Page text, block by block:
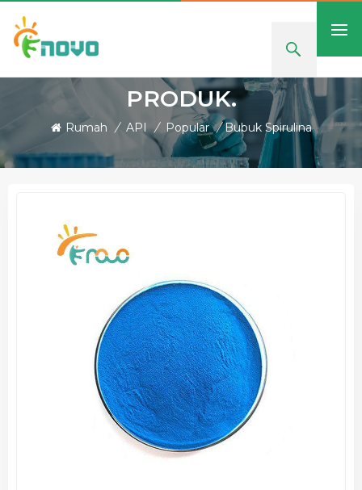
PRODUK.
Rumah / API / Popular / Bubuk Spirulina